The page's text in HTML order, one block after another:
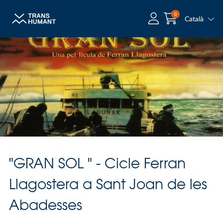
0 Català
"GRAN SOL " - Cicle Ferran
Llagostera a Sant Joan de les
Abadesses